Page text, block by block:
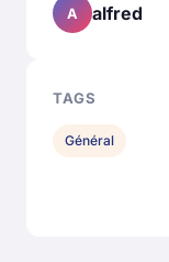
A alfred
TAGS
Général